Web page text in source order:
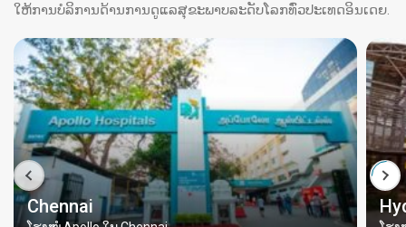
ໃຫ້ການບໍລິການດ້ານການດູແລສຸຂະພາບລະດັບໂລກທົ່ວປະເທດອິນເດຍ.
Chennai